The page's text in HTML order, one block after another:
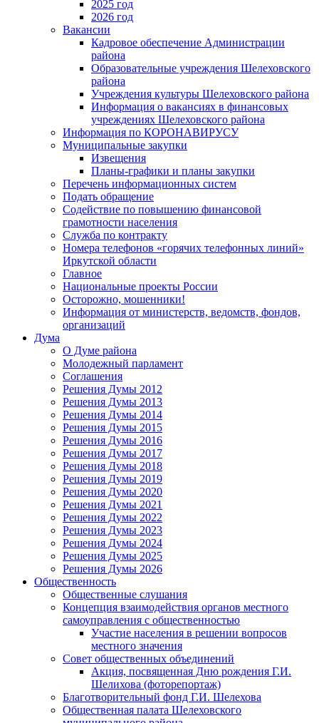
2025 год
2026 год
Вакансии
Кадровое обеспечение Администрации
района
Образовательные учреждения Шелеховского
района
Учреждения культуры Шелеховского района
Информация о вакансиях в финансовых
учреждениях Шелеховского района
Информация по КОРОНАВИРУСУ
Муниципальные закупки
Извещения
Планы-графики и планы закупки
Перечень информационных систем
Подать обращение
Содействие по повышению финансовой
грамотности населения
Служба по контракту
Номера телефонов «горячих телефонных линий»
Иркутской области
Главное
Национальные проекты России
Осторожно, мошенники!
Информация от министерств, ведомств, фондов,
организаций
Дума
О Думе района
Молодежный парламент
Соглашения
Решения Думы 2012
Решения Думы 2013
Решения Думы 2014
Решения Думы 2015
Решения Думы 2016
Решения Думы 2017
Решения Думы 2018
Решения Думы 2019
Решения Думы 2020
Решения Думы 2021
Решения Думы 2022
Решения Думы 2023
Решения Думы 2024
Решения Думы 2025
Решения Думы 2026
Общественность
Общественные слушания
Концепция взаимодействия органов местного
самоуправления с общественностью
Участие населения в решении вопросов
местного значения
Совет общественных объединений
Акция, посвященная Дню рождения Г.И.
Шелихова (фоторепортаж)
Благотворительный фонд Г.И. Шелехова
Общественная палата Шелеховского